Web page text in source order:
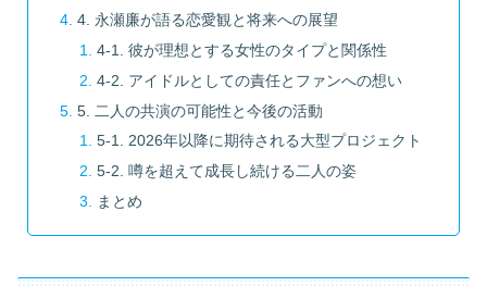
4. 永瀬廉が語る恋愛観と将来への展望
4-1. 彼が理想とする女性のタイプと関係性
4-2. アイドルとしての責任とファンへの想い
5. 二人の共演の可能性と今後の活動
5-1. 2026年以降に期待される大型プロジェクト
5-2. 噂を超えて成長し続ける二人の姿
まとめ